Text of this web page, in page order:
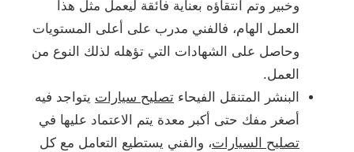
وخبير وتم انتقاؤه بعناية فائقة ليعمل مثل هذا
العمل الهام، فالفني مدرب على أعلى المستويات
وحاصل على الشهادات التي تؤهله لذلك النوع من
العمل.
البنشر المتنقل الفيحاء تصليح سيارات يتواجد فيه
أصغر مفك حتى أكبر معدة يتم الاعتماد عليها في
تصليح السيارات، والفني يستطيع التعامل مع كل